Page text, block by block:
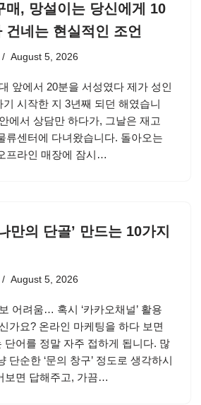
매, 망설이는 당신에게 10
건네는 현실적인 조언
August 5, 2026
앞에서 20분을 서성였다 제가 성인
시작한 지 3년째 되던 해였습니
에서 상담만 하다가, 그날은 재고
류센터에 다녀왔습니다. 돌아오는
프라인 매장에 잠시…
만의 단골’ 만드는 10가지
August 5, 2026
어려움… 혹시 ‘카카오채널’ 활용
가요? 온라인 마케팅을 하다 보면
단어를 정말 자주 접하게 됩니다. 많
단순한 ‘문의 창구’ 정도로 생각하시
보면 답해주고, 가끔…